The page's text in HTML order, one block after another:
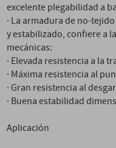
excelente plegabilidad a
· La armadura de no-
y estabilizado, confiere a
mecánicas:
· Elevada resistencia a la
· Máxima resistencia al
· Gran resistencia al
· Buena estabilidad
Aplicación